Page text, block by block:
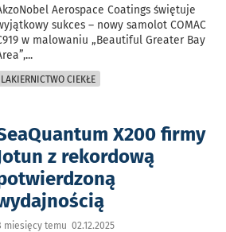
Aerospace Coatings świętuje
sukces – nowy samolot COMAC
w malowaniu „Beautiful Greater Bay
...
LAKIERNICTWO CIEKŁE
X200 firmy
z rekordową
miesięcy temu 02.12.2025